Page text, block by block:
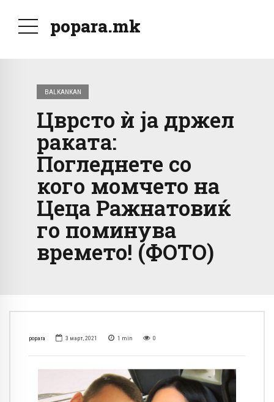
popara.mk
BALKANKAN
Цврсто ѝ ја држел
раката:
Погледнете со
кого момчето на
Цеца Ражнатовиќ
го поминува
времето! (ФОТО)
popara 3 март, 2021 1 min 0